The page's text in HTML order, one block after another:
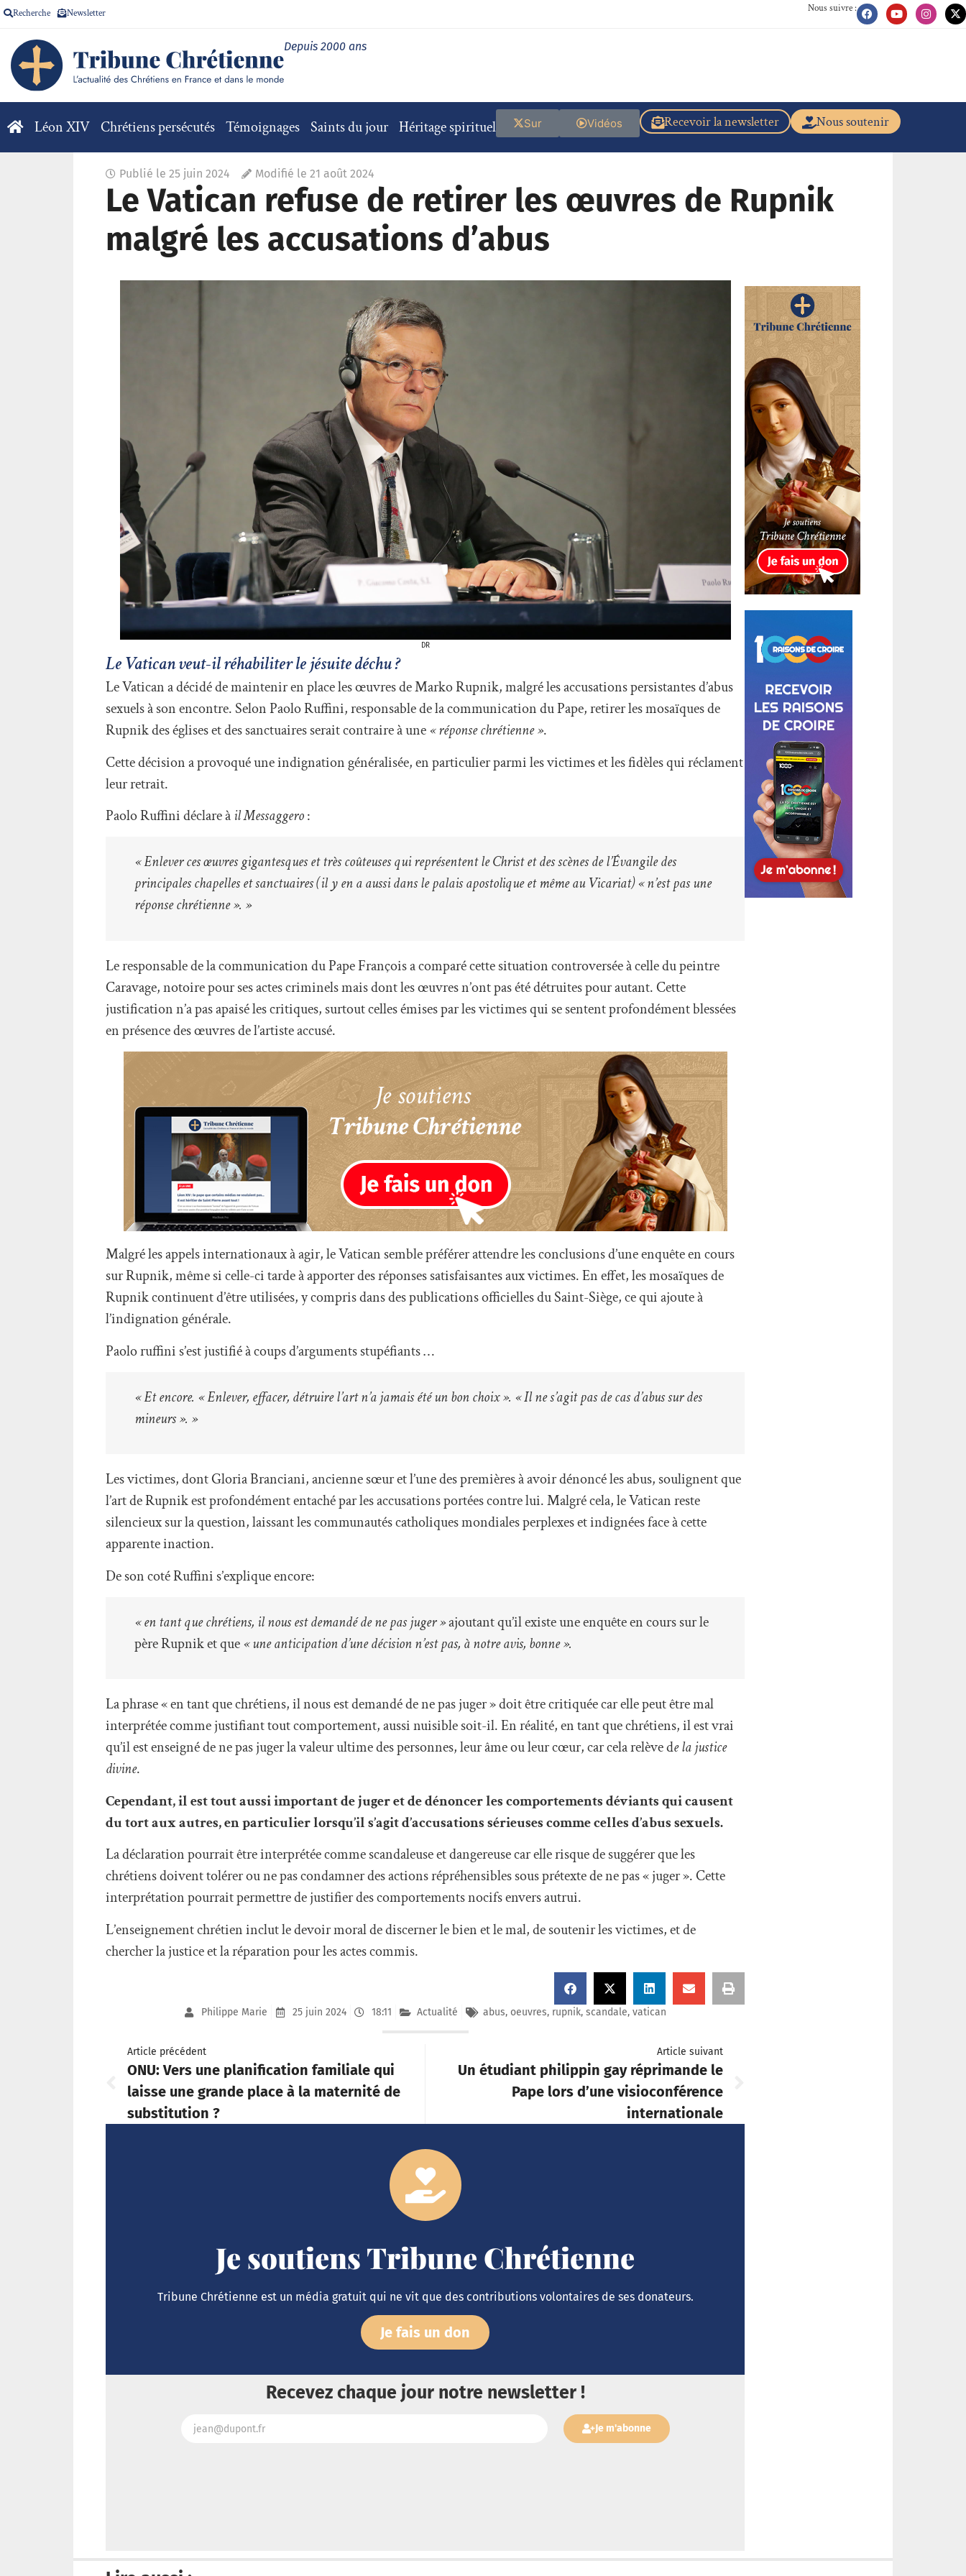
Recherche Newsletter Nous suivre :
Depuis 2000 ans
Léon XIV Chrétiens persécutés Témoignages Saints du jour Héritage spirituel Nous soutenir
Recevoir la newsletter
Vidéos
Sur
Publié le 25 juin 2024 Modifié le 21 août 2024
Le Vatican refuse de retirer les œuvres de Rupnik
malgré les accusations d’abus
DR
Le Vatican veut-il réhabiliter le jésuite déchu ?
Le Vatican a décidé de maintenir en place les œuvres de Marko Rupnik, malgré les accusations persistantes d’abus
sexuels à son encontre. Selon Paolo Ruffini, responsable de la communication du Pape, retirer les mosaïques de
Rupnik des églises et des sanctuaires serait contraire à une« réponse chrétienne ».
Cette décision a provoqué une indignation généralisée, en particulier parmi les victimes et les fidèles qui réclament
leur retrait.
Paolo Ruffini déclare àil Messaggero:
« Enlever ces œuvres gigantesques et très coûteuses qui représentent le Christ et des scènes de l’Évangile des
principales chapelles et sanctuaires (il y en a aussi dans le palais apostolique et même au Vicariat) « n’est pas une
réponse chrétienne ». »
Le responsable de la communication du Pape François a comparé cette situation controversée à celle du peintre
Caravage, notoire pour ses actes criminels mais dont les œuvres n’ont pas été détruites pour autant. Cette
justification n’a pas apaisé les critiques, surtout celles émises par les victimes qui se sentent profondément blessées
en présence des œuvres de l’artiste accusé.
Malgré les appels internationaux à agir, le Vatican semble préférer attendre les conclusions d’une enquête en cours
sur Rupnik, même si celle-ci tarde à apporter des réponses satisfaisantes aux victimes. En effet, les mosaïques de
Rupnik continuent d’être utilisées, y compris dans des publications officielles du Saint-Siège, ce qui ajoute à
l’indignation générale.
Paolo ruffini s’est justifié à coups d’arguments stupéfiants …
« Et encore. « Enlever, effacer, détruire l’art n’a jamais été un bon choix ». « Il ne s’agit pas de cas d’abus sur des
mineurs ». »
Les victimes, dont Gloria Branciani, ancienne sœur et l’une des premières à avoir dénoncé les abus, soulignent que
l’art de Rupnik est profondément entaché par les accusations portées contre lui. Malgré cela, le Vatican reste
silencieux sur la question, laissant les communautés catholiques mondiales perplexes et indignées face à cette
apparente inaction.
De son coté Ruffini s’explique encore:
« en tant que chrétiens, il nous est demandé de ne pas juger »ajoutant qu’il existe une enquête en cours sur le
père Rupnik et que« une anticipation d’une décision n’est pas, à notre avis, bonne ».
La phrase « en tant que chrétiens, il nous est demandé de ne pas juger » doit être critiquée car elle peut être mal
interprétée comme justifiant tout comportement, aussi nuisible soit-il. En réalité, en tant que chrétiens, il est vrai
qu’il est enseigné de ne pas juger la valeur ultime des personnes, leur âme ou leur cœur, car cela relève de la justice
divine.
Cependant, il est tout aussi important de juger et de dénoncer les comportements déviants qui causent
du tort aux autres, en particulier lorsqu’il s’agit d’accusations sérieuses comme celles d’abus sexuels.
La déclaration pourrait être interprétée comme scandaleuse et dangereuse car elle risque de suggérer que les
chrétiens doivent tolérer ou ne pas condamner des actions répréhensibles sous prétexte de ne pas « juger ». Cette
interprétation pourrait permettre de justifier des comportements nocifs envers autrui.
L’enseignement chrétien inclut le devoir moral de discerner le bien et le mal, de soutenir les victimes, et de
chercher la justice et la réparation pour les actes commis.
Philippe Marie 25 juin 2024 18:11 Actualité abus,oeuvres, rupnik,scandale,vatican
Article précédent
ONU: Vers une planification familiale qui
laisse une grande place à la maternité de
substitution ?
Article suivant
Un étudiant philippin gay réprimande le
Pape lors d’une visioconférence
internationale
Je soutiens Tribune Chrétienne
Tribune Chrétienne est un média gratuit qui ne vit que des contributions volontaires de ses donateurs.
Je fais un don
Recevez chaque jour notre newsletter !
Je m'abonne